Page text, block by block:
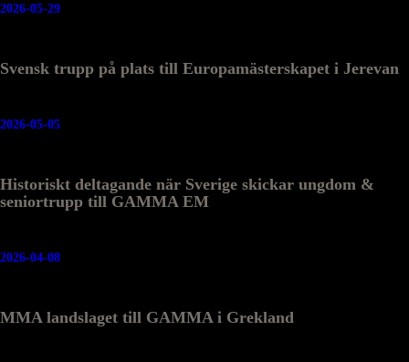
Svensk trupp på plats till Europamästerskapet i Jerevan
2026-05-29
Historiskt deltagande när Sverige skickar ungdom &
seniortrupp till GAMMA EM
2026-05-05
MMA landslaget till GAMMA i Grekland
2026-04-08